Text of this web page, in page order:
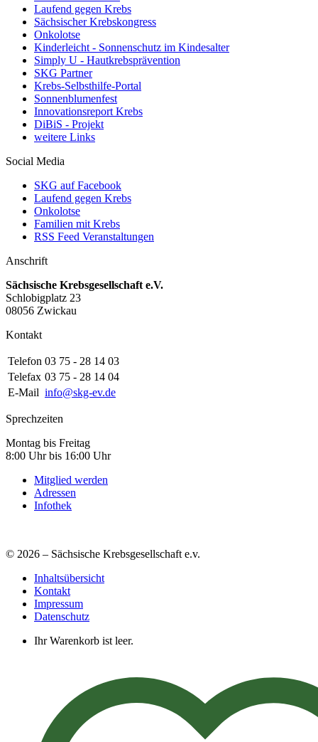
Laufend gegen Krebs
Sächsischer Krebskongress
Onkolotse
Kinderleicht - Sonnenschutz im Kindesalter
Simply U - Hautkrebsprävention
SKG Partner
Krebs-Selbsthilfe-Portal
Sonnenblumenfest
Innovationsreport Krebs
DiBiS - Projekt
weitere Links
Social Media
SKG auf Facebook
Laufend gegen Krebs
Onkolotse
Familien mit Krebs
RSS Feed Veranstaltungen
Anschrift
Sächsische Krebsgesellschaft e.V.
Schlobigplatz 23
08056 Zwickau
Kontakt
Telefon 03 75 - 28 14 03
Telefax 03 75 - 28 14 04
E-Mail info@skg-ev.de
Sprechzeiten
Montag bis Freitag
8:00 Uhr bis 16:00 Uhr
Mitglied werden
Adressen
Infothek
© 2026 – Sächsische Krebsgesellschaft e.v.
Inhaltsübersicht
Kontakt
Impressum
Datenschutz
Ihr Warenkorb ist leer.